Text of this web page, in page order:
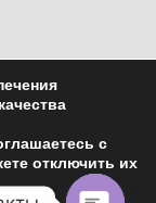
с
отключить их